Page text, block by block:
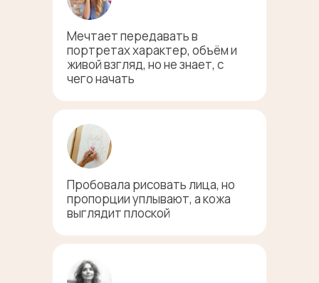
Мечтает передавать в
портретах характер, объём и
живой взгляд, но не знает, с
чего начать
Пробовала рисовать лица, но
пропорции уплывают, а кожа
выглядит плоской